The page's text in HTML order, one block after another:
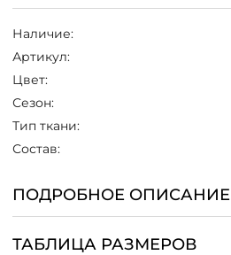
ЗАКАЗАТЬ ЗВОНОК
Наличие:
Артикул:
Цвет:
Сезон:
Тип ткани:
Состав:
ПОДРОБНОЕ ОПИСАНИЕ
ТАБЛИЦА РАЗМЕРОВ